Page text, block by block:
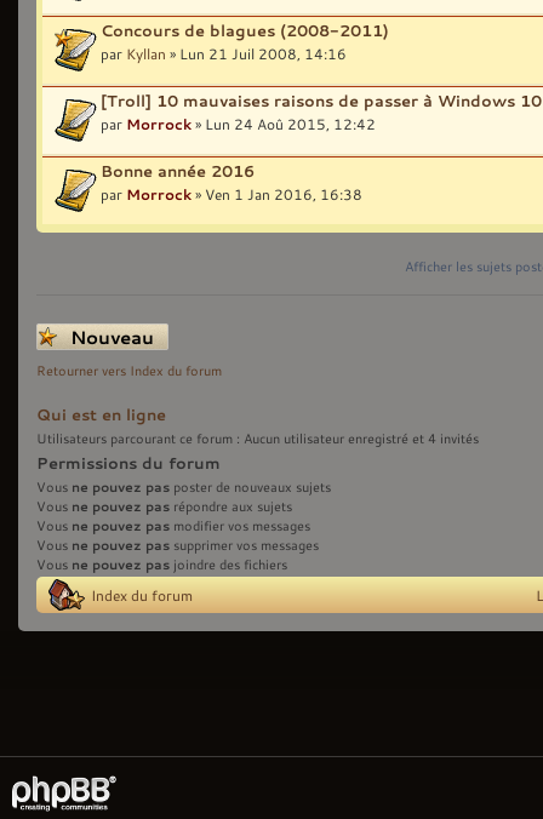
Concours de blagues (2008-2011)
par Kyllan » Lun 21 Juil 2008, 14:16
[Troll] 10 mauvaises raisons de passer à Windows 10
par Morrock» Lun 24 Aoû 2015, 12:42
Bonne année 2016
par Morrock» Ven 1 Jan 2016, 16:38
Afficher les sujets
Écrire un nouveau
sujet
Retourner vers Index du forum
Qui est en ligne
Utilisateurs parcourant ce forum : Aucun utilisateur enregistré et 4 invités
Permissions du forum
Vous ne pouvez pas poster de nouveaux sujets
Vous ne pouvez pas répondre aux sujets
Vous ne pouvez pas modifier vos messages
Vous ne pouvez pas supprimer vos messages
Vous ne pouvez pas joindre des fichiers
Index du forum